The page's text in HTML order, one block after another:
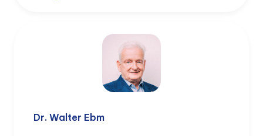
Dr. Walter Ebm